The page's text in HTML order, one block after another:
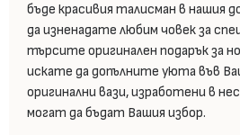
бъде красивия талисман в нашия
да изненадате любим човек за
търсите оригинален подарък за
искате да допълните уюта във
оригинални вази, изработени в
могат да бъдат Вашия избор.